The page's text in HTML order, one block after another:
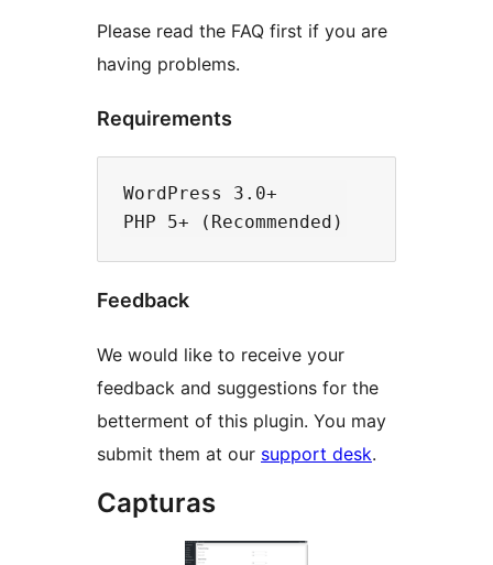
Please read the FAQ first if you are
having problems.
Requirements
WordPress 3.0+
Feedback
We would like to receive your
feedback and suggestions for the
betterment of this plugin. You may
submit them at our support desk.
Capturas